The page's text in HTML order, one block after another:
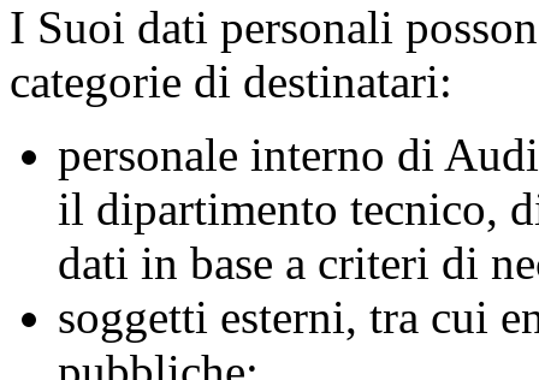
I Suoi dati personali
categorie di destinatari:
personale interno di
il dipartimento tecnico,
dati in base a criteri di
soggetti esterni, tra cui